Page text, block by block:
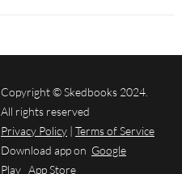
Copyright © Skedbooks 2024.
All rights reserved
Privacy Policy | Terms of Service
Download app on Google
Play App Store